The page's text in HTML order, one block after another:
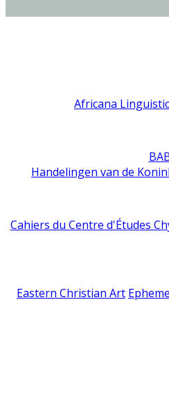
Africana
Handelingen van de
Cahiers du Centre d'Études
Eastern Christian Art